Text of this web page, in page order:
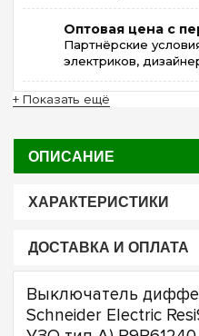
Оптовая цена с
Партнёрские
электриков,
+ Показать ещё
ОПИСАНИЕ
ХАРАКТЕРИСТИКИ
ДОСТАВКА И ОПЛАТА
Выключатель
Schneider Electric